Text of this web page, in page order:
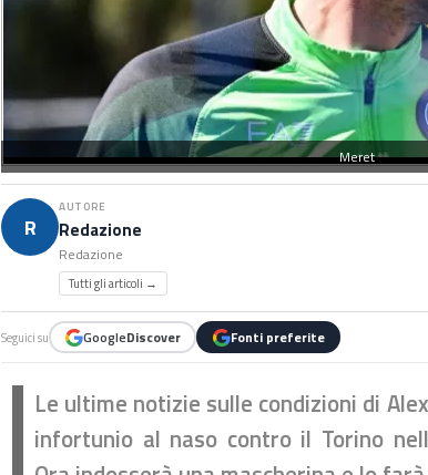
Meret
R
AUTORE
Redazione
Redazione
Tutti gli articoli →
Seguici su GoogleDiscover Fonti preferite
Le ultime notizie sulle condizioni di
infortunio al naso contro il Torino